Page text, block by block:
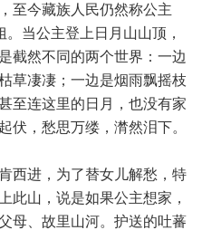
至今藏族人民仍然称公主
。当公主登上日月山山顶，
截然不同的两个世界：一边
草凄凄；一边是烟雨飘摇枝
至连这里的日月，也没有家
伏，愁思万缕，潸然泪下。
西进，为了替女儿解愁，特
此山，说是如果公主想家，
母、故里山河。护送的吐蕃